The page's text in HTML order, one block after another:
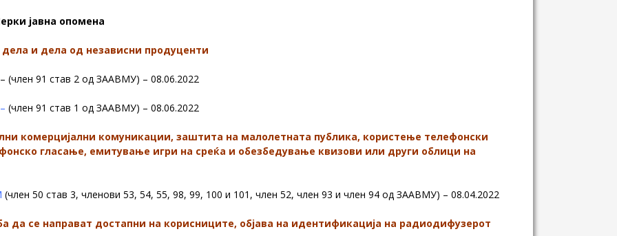
јавна опомена
и дела од независни продуценти
– (член 91 став 2 од ЗААВМУ) – 08.06.2022
(член 91 став 1 од ЗААВМУ) – 08.06.2022
комерцијални комуникации, заштита на малолетната публика, користење телефонски
гласање, емитување игри на среќа и обезбедување квизови или други облици на
(член 50 став 3, членови 53, 54, 55, 98, 99, 100 и 101, член 52, член 93 и член 94 од ЗААВМУ) – 08.04.2022
се направат достапни на корисниците, објава на идентификација на радиодифузерот